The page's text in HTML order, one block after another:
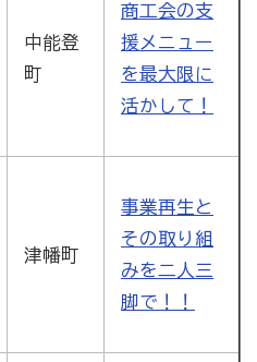
中能登
町
商工会の支
援メニュー
を最大限に
活かして！
津幡町
事業再生と
その取り組
みを二人三
脚で！！